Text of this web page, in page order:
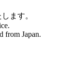
ます。
from Japan.